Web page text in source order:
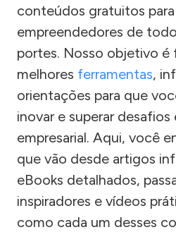
conteúdos gratuitos
empreendedores de
portes. Nosso objetivo é
melhores ferramentas,
orientações para que
inovar e superar desafios
empresarial. Aqui, você
que vão desde artigos
eBooks detalhados,
inspiradores e vídeos
como cada um desses